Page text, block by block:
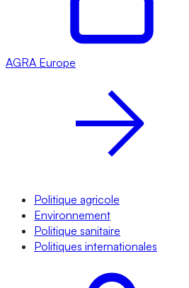
AGRA Europe
Politique agricole
Environnement
Politique sanitaire
Politiques internationales